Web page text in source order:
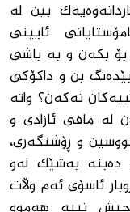
بین لە
ئایینی
بۆ بکەن و بە باشی
بن و داکۆکی
نەکەن؟ واتە
لە مافی ئازادی و
و ڕۆشنگەری،
دەبنە بەشێک لەو
ئاسۆی ئەم وڵات
نییە هەموو